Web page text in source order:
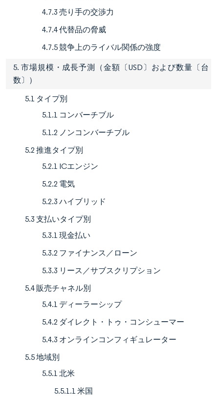
4.7.3 売り手の交渉力
4.7.4 代替品の脅威
4.7.5 競争上のライバル関係の強度
5. 市場規模・成長予測（金額〔USD〕および数量〔台
数〕）
5.1 タイプ別
5.1.1 コンバーチブル
5.1.2 ノンコンバーチブル
5.2 推進タイプ別
5.2.1 ICエンジン
5.2.2 電気
5.2.3 ハイブリッド
5.3 支払いタイプ別
5.3.1 現金払い
5.3.2 ファイナンス／ローン
5.3.3 リース／サブスクリプション
5.4 販売チャネル別
5.4.1 ディーラーシップ
5.4.2 ダイレクト・トゥ・コンシューマー
5.4.3 オンラインコンフィギュレーター
5.5 地域別
5.5.1 北米
5.5.1.1 米国